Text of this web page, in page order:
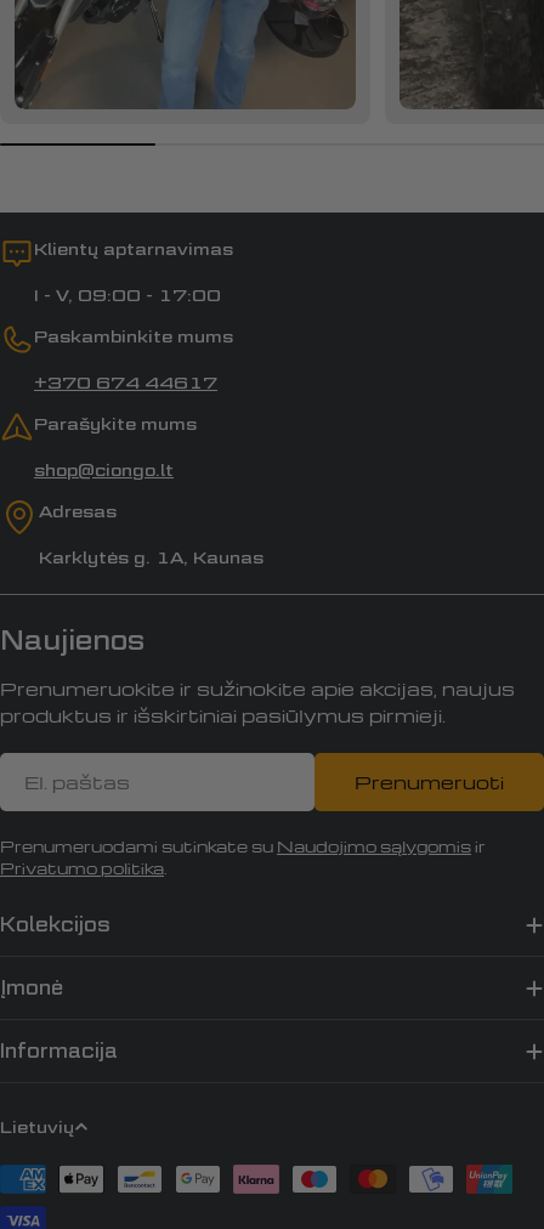
Klientų aptarnavimas
I - V, 09:00 - 17:00
Paskambinkite mums
+370 674 44617
Parašykite mums
shop@ciongo.lt
Adresas
Karklytės g. 1A, Kaunas
Kolekcijos
Įmonė
Informacija
Naujienos
Prenumeruokite ir sužinokite apie akcijas, naujus
produktus ir išskirtiniai pasiūlymus pirmieji.
El.
paštas
Prenumeruoti
Prenumeruodami sutinkate su Naudojimo sąlygomis ir
Privatumo politika
K
a
l
b
Lietuvių
Apmokėjimo
būdai